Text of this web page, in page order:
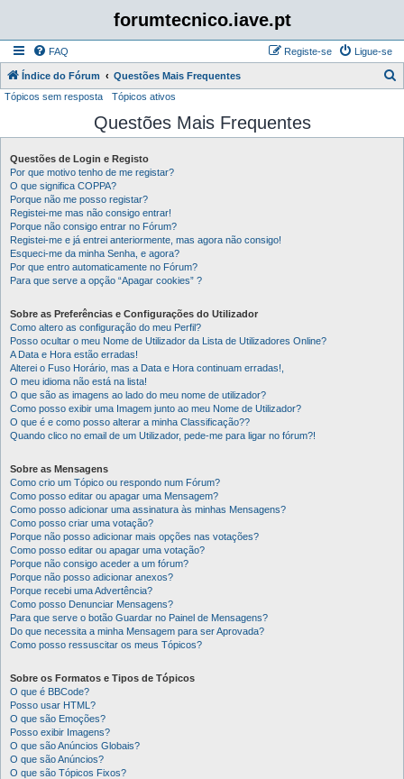
forumtecnico.iave.pt
FAQ Ligue-se
Registe-se
Índice do Fórum Questões Mais Frequentes
q
Tópicos sem resposta Tópicos ativos
Questões Mais Frequentes
Questões de Login e Registo
Por que motivo tenho de me registar?
O que significa COPPA?
Porque não me posso registar?
Registei-me mas não consigo entrar!
Porque não consigo entrar no Fórum?
Registei-me e já entrei anteriormente, mas agora não consigo!
Esqueci-me da minha Senha, e agora?
Por que entro automaticamente no Fórum?
Para que serve a opção “Apagar cookies” ?
Sobre as Preferências e Configurações do Utilizador
Como altero as configuração do meu Perfil?
Posso ocultar o meu Nome de Utilizador da Lista de Utilizadores Online?
A Data e Hora estão erradas!
Alterei o Fuso Horário, mas a Data e Hora continuam erradas!,
O meu idioma não está na lista!
O que são as imagens ao lado do meu nome de utilizador?
Como posso exibir uma Imagem junto ao meu Nome de Utilizador?
O que é e como posso alterar a minha Classificação??
Quando clico no email de um Utilizador, pede-me para ligar no fórum?!
Sobre as Mensagens
Como crio um Tópico ou respondo num Fórum?
Como posso editar ou apagar uma Mensagem?
Como posso adicionar uma assinatura às minhas Mensagens?
Como posso criar uma votação?
Porque não posso adicionar mais opções nas votações?
Como posso editar ou apagar uma votação?
Porque não consigo aceder a um fórum?
Porque não posso adicionar anexos?
Porque recebi uma Advertência?
Como posso Denunciar Mensagens?
Para que serve o botão Guardar no Painel de Mensagens?
Do que necessita a minha Mensagem para ser Aprovada?
Como posso ressuscitar os meus Tópicos?
Sobre os Formatos e Tipos de Tópicos
O que é BBCode?
Posso usar HTML?
O que são Emoções?
Posso exibir Imagens?
O que são Anúncios Globais?
O que são Anúncios?
O que são Tópicos Fixos?